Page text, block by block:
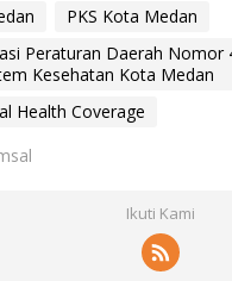
PKS Kota Medan
Peraturan Daerah Nomor
Kesehatan Kota Medan
Health Coverage
Ikuti Kami